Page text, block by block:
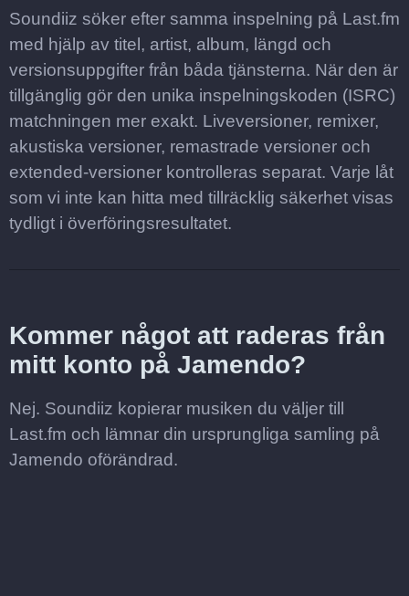
Soundiiz söker efter samma inspelning på Last.fm
med hjälp av titel, artist, album, längd och
versionsuppgifter från båda tjänsterna. När den är
tillgänglig gör den unika inspelningskoden (ISRC)
matchningen mer exakt. Liveversioner, remixer,
akustiska versioner, remastrade versioner och
extended-versioner kontrolleras separat. Varje låt
som vi inte kan hitta med tillräcklig säkerhet visas
tydligt i överföringsresultatet.
Kommer något att raderas från
mitt konto på Jamendo?
Nej. Soundiiz kopierar musiken du väljer till
Last.fm och lämnar din ursprungliga samling på
Jamendo oförändrad.